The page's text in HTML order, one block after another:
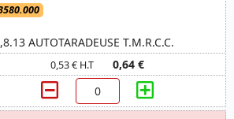
AUTOTARADEUSE T.M.R.C.C.
0,53 € H.T 0,64 €